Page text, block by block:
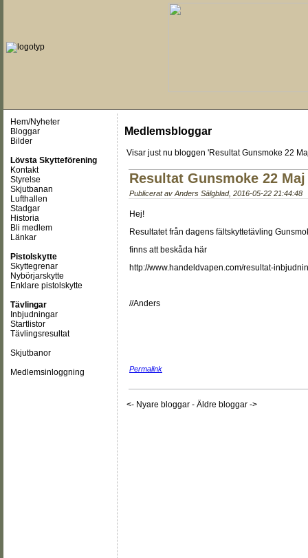
Hem/Nyheter
Bloggar
Bilder
Lövsta Skytteförening
Kontakt
Styrelse
Skjutbanan
Lufthallen
Stadgar
Historia
Bli medlem
Länkar
Pistolskytte
Skyttegrenar
Nybörjarskytte
Enklare pistolskytte
Tävlingar
Inbjudningar
Startlistor
Tävlingsresultat
Skjutbanor
Medlemsinloggning
Medlemsbloggar
Visar just nu bloggen 'Resultat Gunsmoke 22
Resultat Gunsmoke 22 Maj
Publicerat av Anders Sälgblad, 2016-05-22 21:44:48
Hej!
Resultatet från dagens fältskyttetävling
finns att beskåda här
http://www.handeldvapen.com/resultat-
//Anders
Permalink
<- Nyare bloggar - Äldre bloggar ->